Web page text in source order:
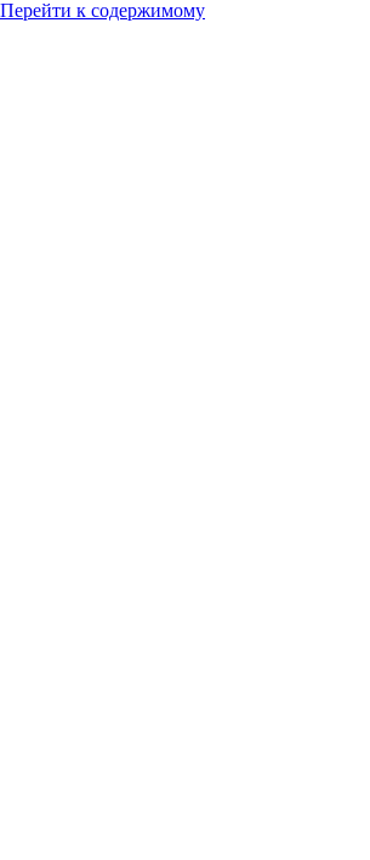
Перейти к содержимому